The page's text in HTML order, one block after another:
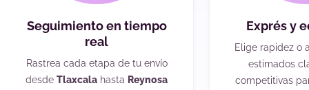
Seguimiento en tiempo
real
Rastrea cada etapa de tu envío
desde Tlaxcala hasta Reynosa
Exprés y
Elige rapidez o
estimados
competitivas